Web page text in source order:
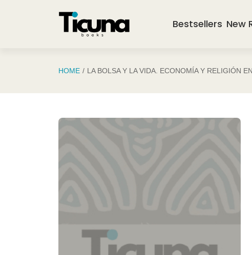
Bestsellers New
HOME LA BOLSA Y LA VIDA. ECONOMÍA Y RELIGIÓN